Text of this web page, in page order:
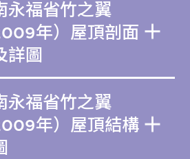
永福省竹之翼
年）屋頂剖面
詳圖
永福省竹之翼
年）屋頂結構